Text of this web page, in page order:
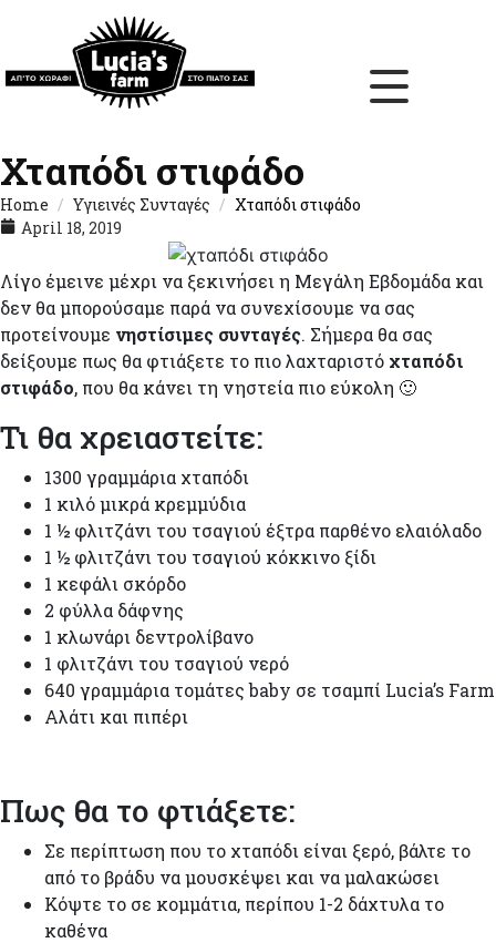
Χταπόδι στιφάδο
Home Υγιεινές Συνταγές
Χταπόδι στιφάδο
April 18, 2019
Λίγο έμεινε μέχρι να ξεκινήσει η Μεγάλη Εβδομάδα και
δεν θα μπορούσαμε παρά να συνεχίσουμε να σας
προτείνουμε νηστίσιμες συνταγές. Σήμερα θα σας
δείξουμε πως θα φτιάξετε το πιο λαχταριστό χταπόδι
στιφάδο, που θα κάνει τη νηστεία πιο εύκολη 🙂
Τι θα χρειαστείτε:
1300 γραμμάρια χταπόδι
1 κιλό μικρά κρεμμύδια
1 ½ φλιτζάνι του τσαγιού έξτρα παρθένο ελαιόλαδο
1 ½ φλιτζάνι του τσαγιού κόκκινο ξίδι
1 κεφάλι σκόρδο
2 φύλλα δάφνης
1 κλωνάρι δεντρολίβανο
1 φλιτζάνι του τσαγιού νερό
640 γραμμάρια τομάτες baby σε τσαμπί Lucia’s Farm
Αλάτι και πιπέρι
Πως θα το φτιάξετε:
Σε περίπτωση που το χταπόδι είναι ξερό, βάλτε το
από το βράδυ να μουσκέψει και να μαλακώσει
Κόψτε το σε κομμάτια, περίπου 1-2 δάχτυλα το
καθένα